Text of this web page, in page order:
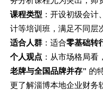
课程类型 ：开设初级会
计等培训班，满足不同层
适合人群 ：适合零基础转
个人观点 ：从市场格局
老牌与全国品牌并存" 的
更了解淄博本地企业财务